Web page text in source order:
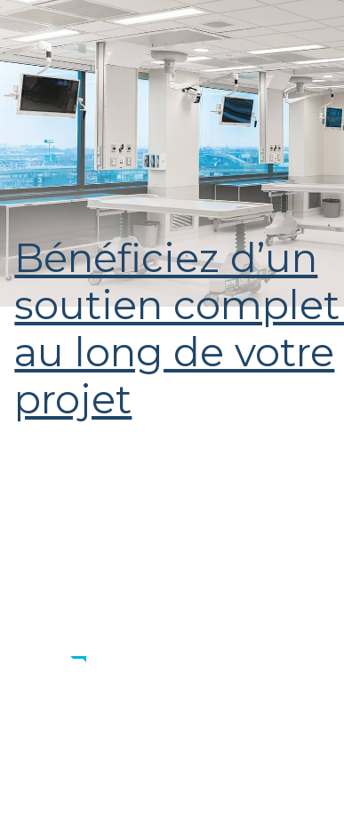
Bénéficiez d’un
soutien
au long de votre
projet